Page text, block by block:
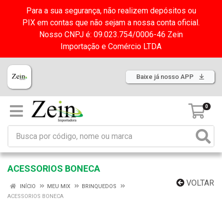
Para a sua segurança, não realizem depósitos ou
PIX em contas que não sejam a nossa conta oficial.
Nosso CNPJ é: 09.023.754/0006-46 Zein
Importação e Comércio LTDA
Baixe já nosso APP
0
ACESSORIOS BONECA
VOLTAR
INÍCIO MEU MIX
BRINQUEDOS
ACESSORIOS BONECA